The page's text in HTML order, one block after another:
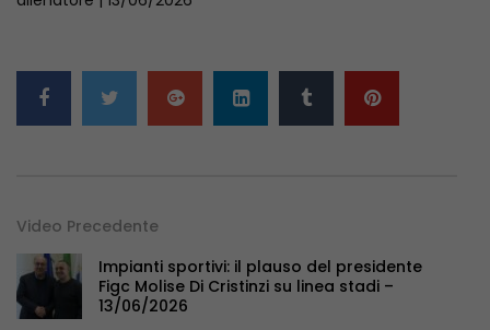
Video Precedente
Impianti sportivi: il plauso del presidente
Figc Molise Di Cristinzi su linea stadi –
13/06/2026